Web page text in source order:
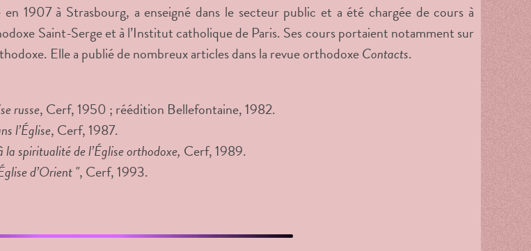
1907 à Strasbourg, a enseigné dans le secteur public et a été chargée de cours à
Saint-Serge et à l’Institut catholique de Paris. Ses cours portaient notamment sur
Elle a publié de nombreux articles dans la revue orthodoxeContacts.
russe, Cerf, 1950 ; réédition Bellefontaine, 1982.
l’Église, Cerf, 1987.
spiritualité de l’Église orthodoxe, Cerf, 1989.
d’Orient ", Cerf, 1993.